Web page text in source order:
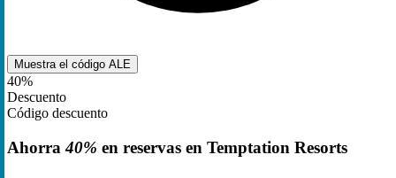
Muestra el código ALE
40%
Descuento
Código descuento
Ahorra40% en reservas en Temptation Resorts